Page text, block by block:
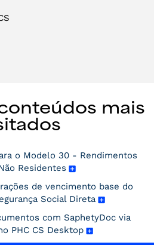
mais
o Modelo 30 - Rendimentos
Residentes
de vencimento base do
Social Direta
com SaphetyDoc via
PHC CS Desktop